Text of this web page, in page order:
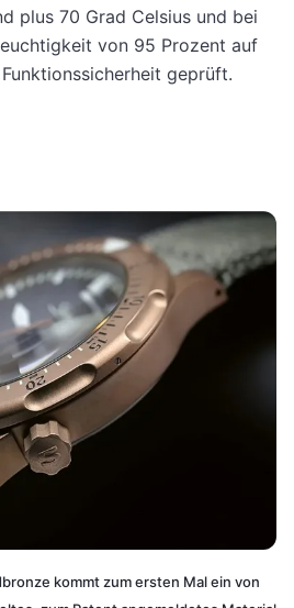
plus 70 Grad Celsius und bei
von 95 Prozent auf
geprüft.
kommt zum ersten Mal ein von